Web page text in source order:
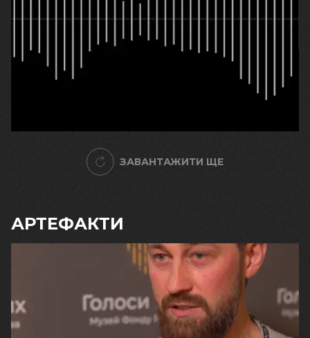
ЗАВАНТАЖИТИ ЩЕ
АРТЕФАКТИ